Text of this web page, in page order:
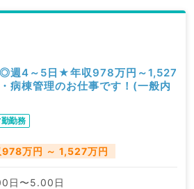
◎週4～5日★年収978万円～1,527
病棟管理のお仕事です！(一般内
勤務
978万円 ～ 1,527万円
日〜5.00日